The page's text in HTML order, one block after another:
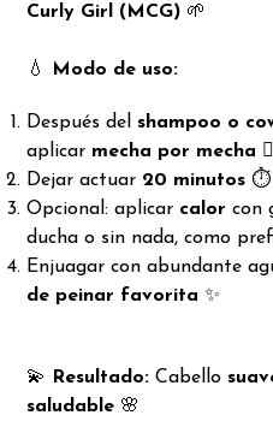
Curly Girl (MCG) 🌱
💧 Modo de uso:
Después delshampoo o
aplicar mecha por mecha
Dejar actuar 20 minutos ⏱️
Opcional: aplicar calor con
ducha o sin nada, como
Enjuagar con abundante
de peinar favorita ✨
💫 Resultado: Cabello
saludable 🌸